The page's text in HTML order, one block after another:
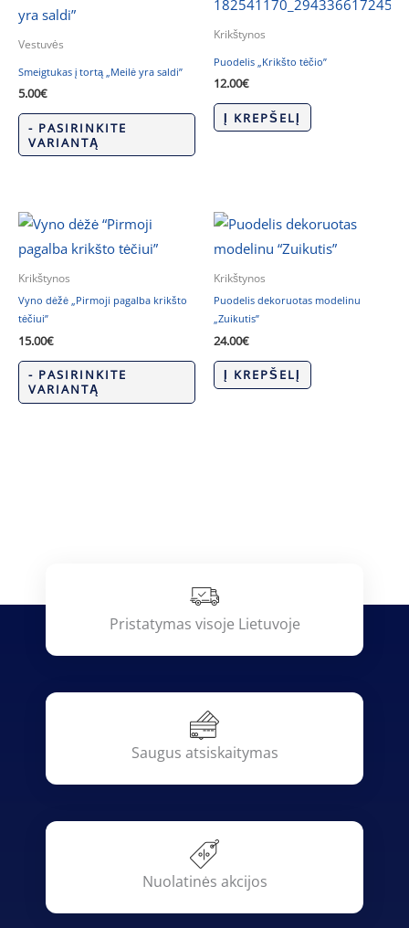
Vestuvės
Smeigtukas į tortą „Meilė yra saldi”
5.00€
- PASIRINKITE
VARIANTĄ
Krikštynos
Puodelis „Krikšto tėčio”
12.00€
Į KREPŠELĮ
Krikštynos
Vyno dėžė „Pirmoji pagalba krikšto
tėčiui”
15.00€
- PASIRINKITE
VARIANTĄ
Krikštynos
Puodelis dekoruotas modelinu
„Zuikutis”
24.00€
Į KREPŠELĮ
Pristatymas visoje Lietuvoje
Saugus atsiskaitymas
Nuolatinės akcijos